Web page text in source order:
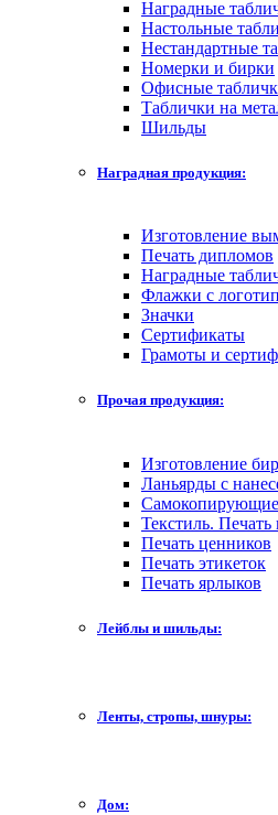
Наградные
Настольные
Нестандартные
Номерки и бирки
Офисные
Таблички на
Шильды
Наградная продукция:
Изготовление
Печать дипломов
Наградные
Флажки с
Значки
Сертификаты
Грамоты и
Прочая продукция:
Изготовление
Ланьярды с
Текстиль. Печать
Печать ценников
Печать этикеток
Печать ярлыков
Лейблы и шильды:
Ленты, стропы, шнуры:
Дом: